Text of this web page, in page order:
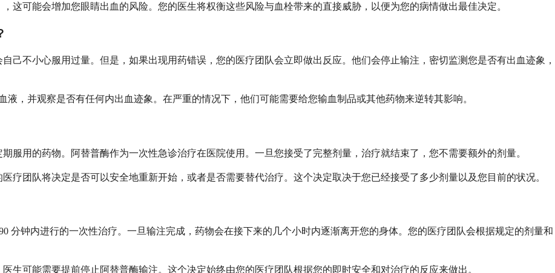
这可能会增加您眼睛出血的风险。您的医生将权衡这些风险与血栓带来的直接威胁，以便为您的病情做出最佳决定。
己不小心服用过量。但是，如果出现用药错误，您的医疗团队会立即做出反应。他们会停止输注，密切监测您是否有出血迹象，
，并观察是否有任何内出血迹象。在严重的情况下，他们可能需要给您输血制品或其他药物来逆转其影响。
服用的药物。阿替普酶作为一次性急诊治疗在医院使用。一旦您接受了完整剂量，治疗就结束了，您不需要额外的剂量。
疗团队将决定是否可以安全地重新开始，或者是否需要替代治疗。这个决定取决于您已经接受了多少剂量以及您目前的状况。
分钟内进行的一次性治疗。一旦输注完成，药物会在接下来的几个小时内逐渐离开您的身体。您的医疗团队会根据规定的剂量和
生可能需要提前停止阿替普酶输注。这个决定始终由您的医疗团队根据您的即时安全和对治疗的反应来做出。